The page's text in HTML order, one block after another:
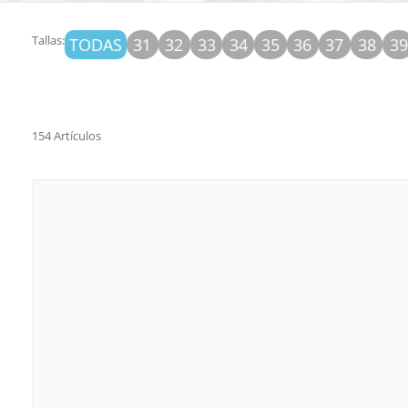
Tallas: TODAS 31 32 33 34 35 36 37 38 39
154 Artículos